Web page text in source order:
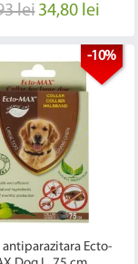
lei 34,80 lei
-10%
antiparazitara Ecto-